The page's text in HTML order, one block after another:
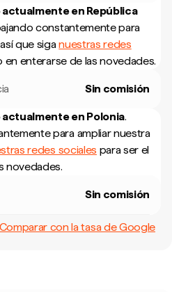
actualmente en República
constantemente para
que siganuestras redes
en enterarse de las novedades.
Sin comisión
actualmente en Polonia.
para ampliar nuestra
redes sociales para ser el
novedades.
Sin comisión
Comparar con la tasa de Google